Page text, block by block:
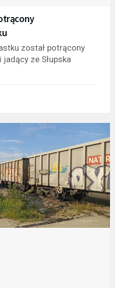
został potrącony
ze Słupska